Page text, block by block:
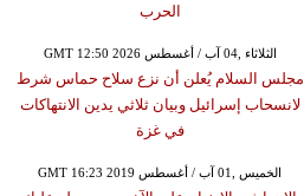
الحرب
GMT 12:50 2026 الثلاثاء ,04 آب / أغسطس
مجلس السلام يُعلن أن نزع سلاح حماس شرط
لانسحاب إسرائيل وبيان ثلاثي يدين الانتهاكات
في غزة
GMT 16:23 2019 الخميس ,01 آب / أغسطس